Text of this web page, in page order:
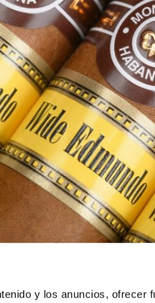
y los anuncios, ofrecer